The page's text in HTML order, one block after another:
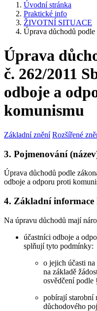
Úvodní stránka
Praktické info
ŽIVOTNÍ SITUACE
Úprava důchodů podle
Úprava
č. 262/2011
odboje a
komunismu
Základní znění Rozšířené
3. Pojmenování
Úprava důchodů podle
odboje a odporu proti
4. Základní informace
Na úpravu důchodů mají
účastníci odboje a
splňují tyto podmínky:
o jejich účasti
na základě
osvědčení podle
pobírají starobní
důchodového